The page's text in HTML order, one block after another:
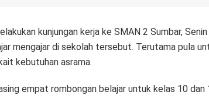
kunjungan kerja ke SMAN 2 Sumbar,
mengajar di sekolah tersebut. Terutama pula
kebutuhan asrama.
empat rombongan belajar untuk kelas 10 dan